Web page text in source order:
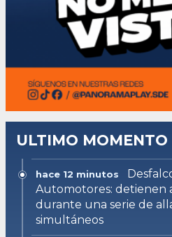
ULTIMO MOMENTO
hace 12 minutos
Automotores: detienen
durante una serie de
simultáneos